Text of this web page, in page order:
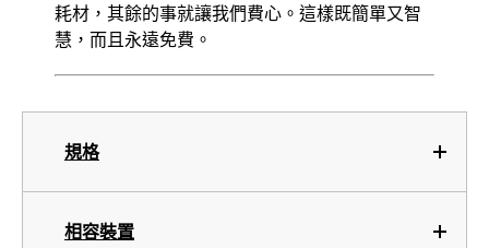
規格
相容裝置
耗材，其餘的事就讓我們費心。這樣既簡單又智
慧，而且永遠免費。